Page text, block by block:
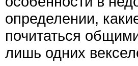
определении,
почитаться
лишь одних